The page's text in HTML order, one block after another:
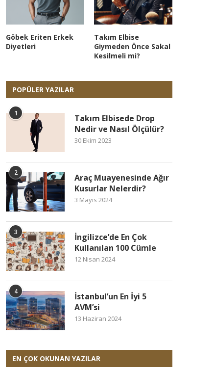
Göbek Eriten Erkek
Diyetleri
Takım Elbise
Giymeden Önce Sakal
Kesilmeli mi?
POPÜLER YAZILAR
1
Takım Elbisede Drop
Nedir ve Nasıl Ölçülür?
30 Ekim 2023
2
Araç Muayenesinde Ağır
Kusurlar Nelerdir?
3 Mayıs 2024
3
İngilizce’de En Çok
Kullanılan 100 Cümle
12 Nisan 2024
4
İstanbul’un En İyi 5
AVM’si
13 Haziran 2024
EN ÇOK OKUNAN YAZILAR